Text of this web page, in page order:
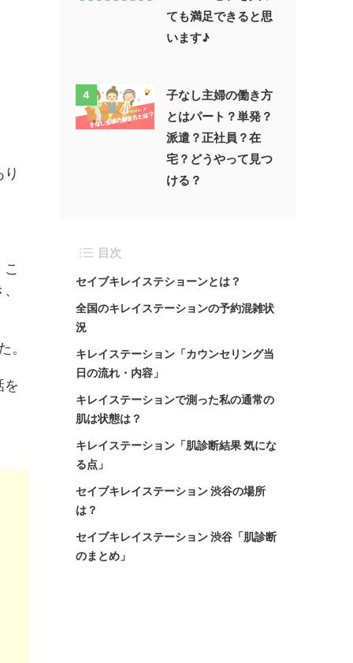
。
を
ても満足できると思
います♪
4
子なし主婦の働き方
とはパート？単発？
派遣？正社員？在
宅？どうやって見つ
ける？
目次
セイブキレイステショーンとは？
全国のキレイステーションの予約混雑状
況
キレイステーション「カウンセリング当
日の流れ・内容」
キレイステーションで測った私の通常の
肌は状態は？
キレイステーション「肌診断結果 気にな
る点」
セイブキレイステーション 渋谷の場所
は？
セイブキレイステーション 渋谷「肌診断
のまとめ」